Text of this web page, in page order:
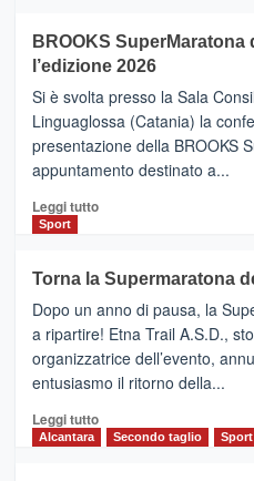
con
la
Al
via
i
collegamenti
BROOKS SuperMaratona
l’edizione 2026
Si è svolta presso la Sala
Linguaglossa (Catania) la
presentazione della BROOKS
appuntamento destinato a...
Leggi tuttoLeggi
BROOKS
SuperMaratona
dell’Etna,
presentata
l’edizione
2026
Sport
Torna la Supermaratona
Dopo un anno di pausa, la
a ripartire! Etna Trail A.S.D.,
organizzatrice dell’evento,
entusiasmo il ritorno della...
Leggi tuttoLeggi
Alcantara Secondo taglio Sport